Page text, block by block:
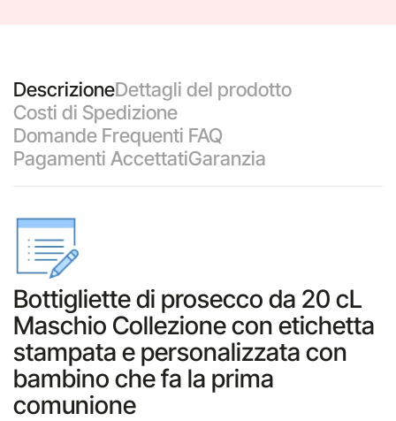
DescrizioneDettagli del prodotto
Costi di Spedizione
Domande Frequenti FAQ
Pagamenti AccettatiGaranzia
Bottigliette di prosecco da 20 cL
Maschio Collezione con etichetta
stampata e personalizzata con
bambino che fa la prima
comunione